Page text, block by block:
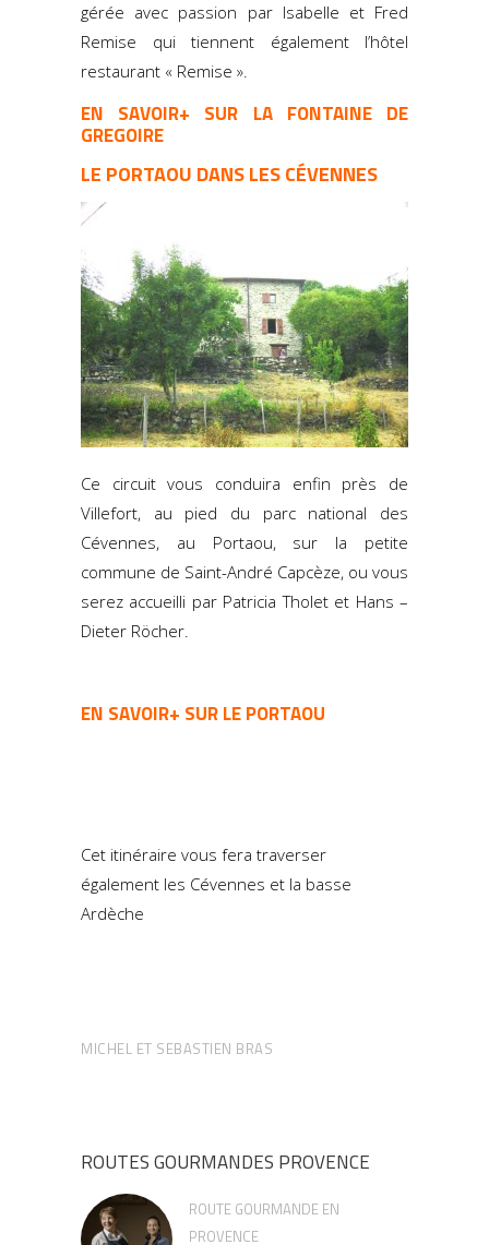
gérée avec passion par Isabelle et Fred
Remise qui tiennent également l’hôtel
restaurant « Remise ».
EN SAVOIR+ SUR LA FONTAINE DE
GREGOIRE
LE PORTAOU DANS LES CÉVENNES
Ce circuit vous conduira enfin près de
Villefort, au pied du parc national des
Cévennes, au Portaou, sur la petite
commune de Saint-André Capcèze, ou vous
serez accueilli par Patricia Tholet et Hans –
Dieter Röcher.
EN SAVOIR+ SUR LE PORTAOU
Cet itinéraire vous fera traverser
également les Cévennes et la basse
Ardèche
MICHEL ET SEBASTIEN BRAS
ROUTES GOURMANDES PROVENCE
ROUTE GOURMANDE EN
PROVENCE